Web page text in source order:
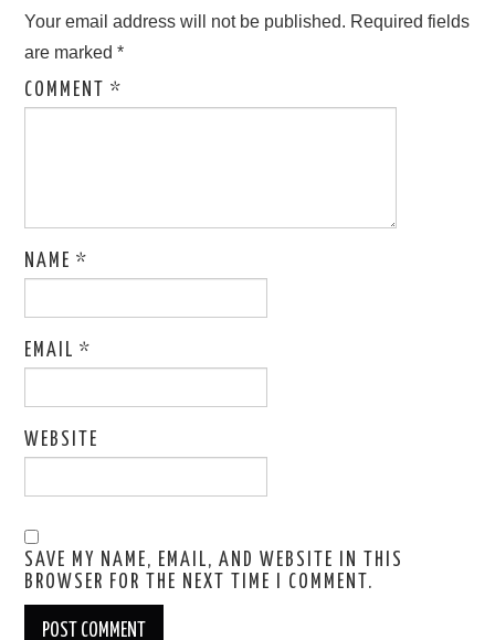
Your email address will not be published. Required fields
are marked*
COMMENT*
NAME*
EMAIL*
WEBSITE
SAVE MY NAME, EMAIL, AND WEBSITE IN THIS
BROWSER FOR THE NEXT TIME I COMMENT.